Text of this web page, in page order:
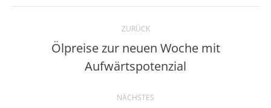
Kommentarnavigation
ZURÜCK
Vorheriger
Beitrag:
Ölpreise zur neuen Woche mit
Aufwärtspotenzial
NÄCHSTES